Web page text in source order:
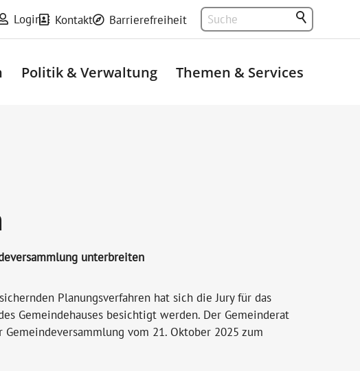
Barrierefreiheit
Kontakt
Login
Politik & Verwaltung Themen & Services
unterbreiten
Planungsverfahren hat sich die Jury für das
Gemeindehauses besichtigt werden. Der Gemeinderat
vom 21. Oktober 2025 zum